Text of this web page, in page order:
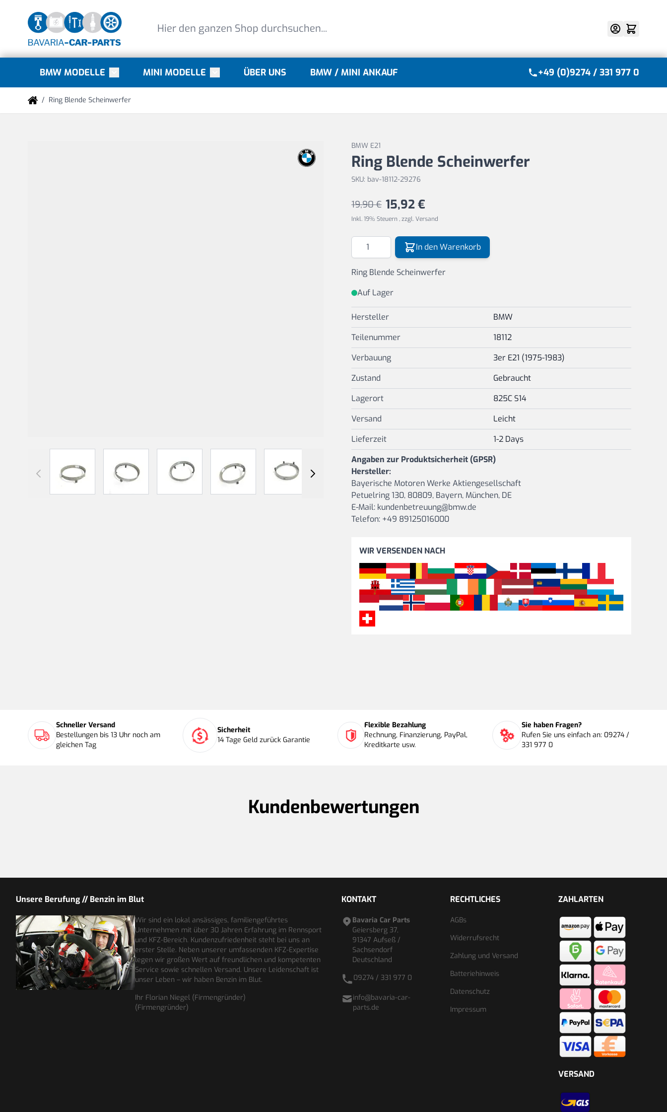
BMW MODELLE Toggle submenu for BMW Modelle
MINI MODELLE Toggle submenu for MINI Modelle
ÜBER UNS BMW / MINI ANKAUF +49 (0)9274 / 331 977 0
/ Ring Blende Scheinwerfer
View larger imageView larger imageView larger imageView larger image
BMW E21
Ring Blende Scheinwerfer
SKU: bav-18112-29276
19,90 € 15,92 €
Inkl. 19% Steuern,zzgl.Versand
Menge
In den Warenkorb
Ring Blende Scheinwerfer
Auf Lager
Hersteller
BMW
Teilenummer
18112
Verbauung
3er E21 (1975-1983)
Zustand
Gebraucht
Lagerort
825C S14
Versand
Leicht
Lieferzeit
1-2 Days
Angaben zur Produktsicherheit (GPSR)
Hersteller:
Bayerische Motoren Werke Aktiengesellschaft
Petuelring 130, 80809, Bayern, München, DE
E-Mail: kundenbetreuung@bmw.de
Telefon: +49 89125016000
WIR VERSENDEN NACH
Schneller Versand
Bestellungen bis 13 Uhr noch am
gleichen Tag
Sicherheit
14 Tage Geld zurück Garantie
Flexible Bezahlung
Rechnung, Finanzierung, PayPal,
Kreditkarte usw.
Sie haben Fragen?
Rufen Sie uns einfach an: 09274 /
331 977 0
Kundenbewertungen
Unsere Berufung // Benzin im Blut
Wir sind ein lokal ansässiges, familiengeführtes
Unternehmen mit über 30 Jahren Erfahrung im Rennsport
und KFZ-Bereich. Kundenzufriedenheit steht bei uns an
erster Stelle. Neben unserer umfassenden KFZ-Expertise
legen wir großen Wert auf freundlichen und kompetenten
Service sowie schnellen Versand. Unsere Leidenschaft ist
unser Leben – wir haben Benzin im Blut.
Ihr Florian Niegel (Firmengründer)
(Firmengründer)
KONTAKT
Bavaria Car Parts
Geiersberg 37,
91347 Aufseß /
Sachsendorf
Deutschland
09274 / 331 977 0
info@bavaria-car-
parts.de
RECHTLICHES
AGBs
Widerrufsrecht
Zahlung und Versand
Batteriehinweis
Datenschutz
Impressum
ZAHLARTEN
VERSAND